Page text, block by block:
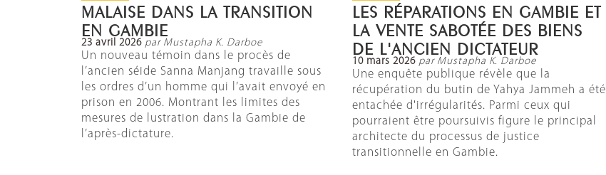
MALAISE DANS LA TRANSITION
EN GAMBIE
23 avril 2026 par Mustapha K. Darboe
Un nouveau témoin dans le procès de
l’ancien séide Sanna Manjang travaille sous
les ordres d’un homme qui l’avait envoyé en
prison en 2006. Montrant les limites des
mesures de lustration dans la Gambie de
l’après-dictature.
LES RÉPARATIONS EN GAMBIE ET
LA VENTE SABOTÉE DES BIENS
DE L'ANCIEN DICTATEUR
10 mars 2026 par Mustapha K. Darboe
Une enquête publique révèle que la
récupération du butin de Yahya Jammeh a été
entachée d'irrégularités. Parmi ceux qui
pourraient être poursuivis figure le principal
architecte du processus de justice
transitionnelle en Gambie.